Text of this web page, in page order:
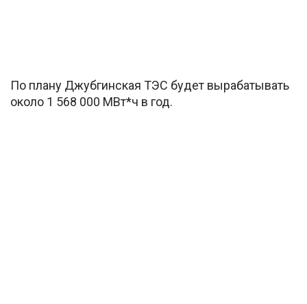
По плану Джубгинская ТЭС будет вырабатывать
около 1 568 000 МВт*ч в год.